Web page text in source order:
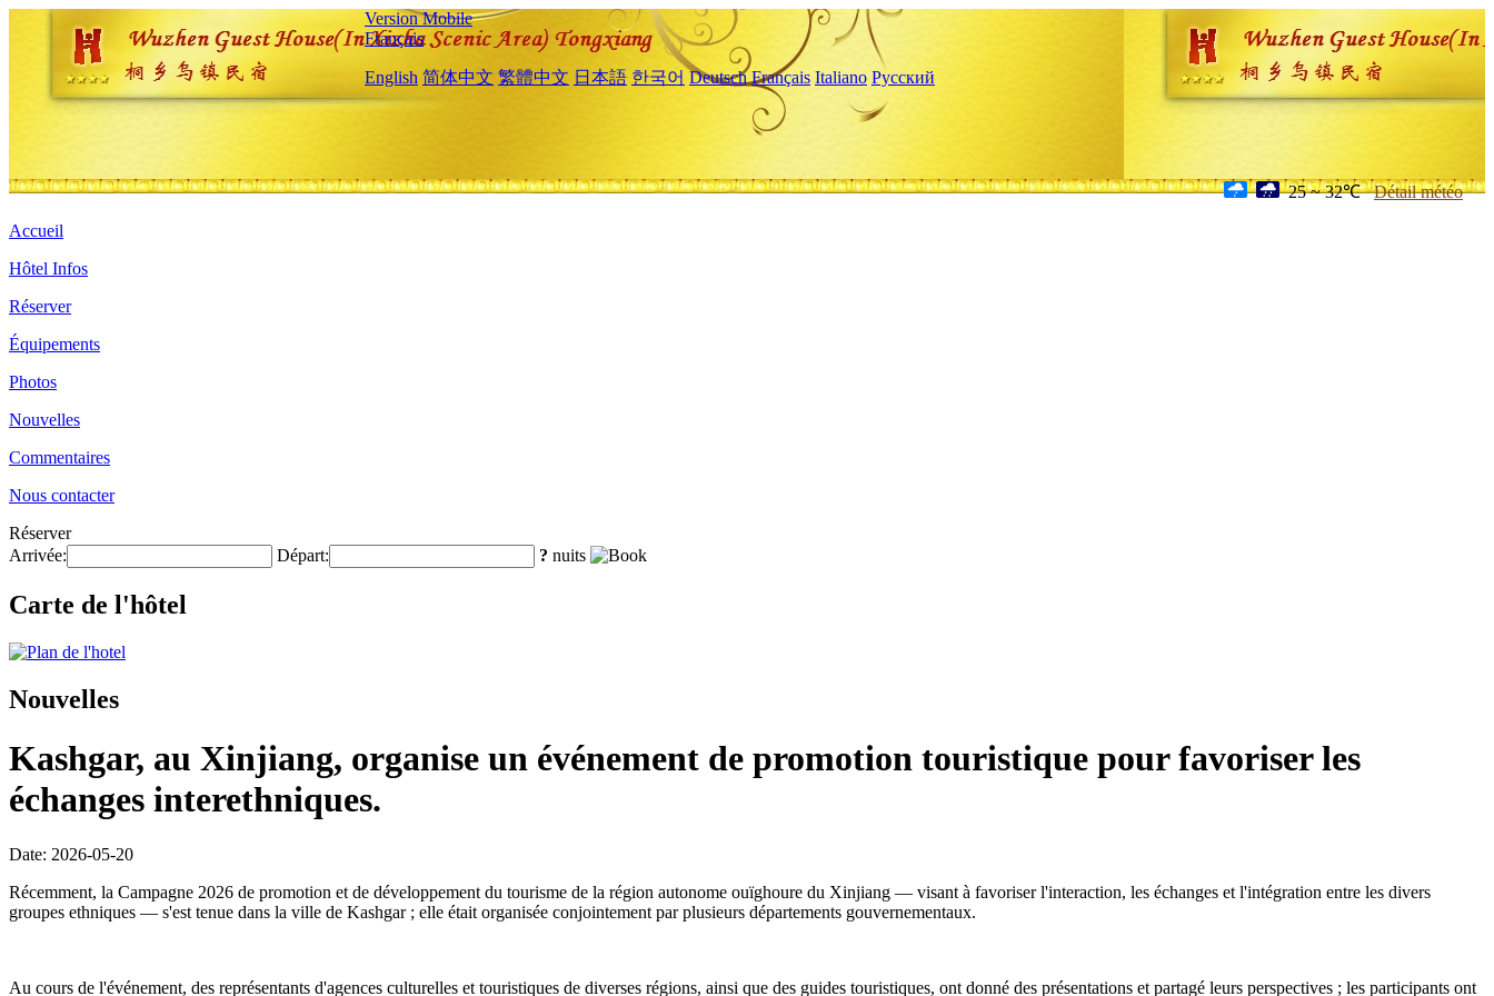
Version Mobile
Français
English 简体中文 繁體中文 日本語 한국어 Deutsch Français Italiano Русский
25 ~ 32℃ Détail météo
Accueil
Hôtel Infos
Réserver
Équipements
Photos
Nouvelles
Commentaires
Nous contacter
Réserver
Arrivée:
Départ: ? nuits
Carte de l'hôtel
Nouvelles
Kashgar, au Xinjiang, organise un événement de promotion touristique pour favoriser les
échanges interethniques.
Date: 2026-05-20
Récemment, la Campagne 2026 de promotion et de développement du tourisme de la région autonome ouïghoure du Xinjiang — visant à favoriser l'interaction, les échanges et l'intégration entre les divers
groupes ethniques — s'est tenue dans la ville de Kashgar ; elle était organisée conjointement par plusieurs départements gouvernementaux.
Au cours de l'événement, des représentants d'agences culturelles et touristiques de diverses régions, ainsi que des guides touristiques, ont donné des présentations et partagé leurs perspectives ; les participants ont